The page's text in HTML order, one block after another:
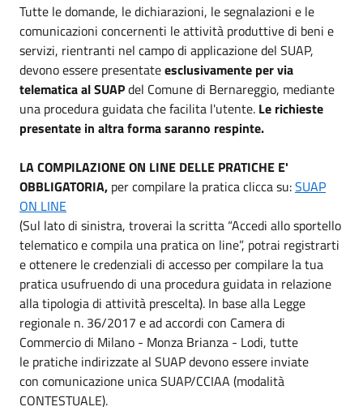
Tutte le domande, le dichiarazioni, le segnalazioni e le
comunicazioni concernenti le attività produttive di beni e
servizi, rientranti nel campo di applicazione del SUAP,
devono essere presentateesclusivamente per via
telematicaal SUAPdel Comune di Bernareggio, mediante
una procedura guidata che facilita l'utente. Le richieste
presentate in altra forma saranno respinte.
LA COMPILAZIONE ON LINE DELLE PRATICHE E'
OBBLIGATORIA, per compilare la pratica clicca su:SUAP
ON LINE
(Sul lato di sinistra, troverai la scritta “Accedi allo sportello
telematico e compila una pratica on line”, potrai registrarti
e ottenere le credenziali di accesso per compilare la tua
pratica usufruendo di una procedura guidata in relazione
alla tipologia di attività prescelta). In base alla Legge
regionale n. 36/2017 e ad accordi con Camera di
Commercio di Milano - Monza Brianza - Lodi, tutte
le pratiche indirizzate al SUAP devono essere inviate
con comunicazione unica SUAP/CCIAA (modalità
CONTESTUALE).